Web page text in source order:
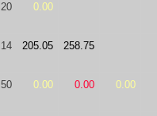
20 0.00
14 205.05 258.75
50 0.00 0.00 0.00